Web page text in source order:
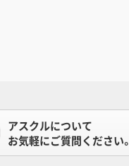
アスクルについて
お気軽にご質問ください。